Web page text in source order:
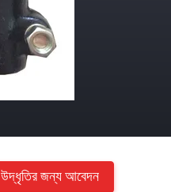
উদ্ধৃতির জন্য আবেদন